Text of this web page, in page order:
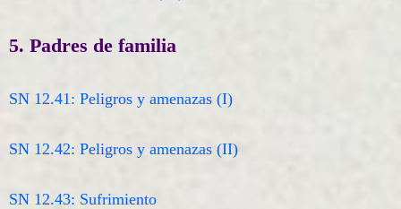
5. Padres de familia
SN 12.41: Peligros y amenazas (I)
SN 12.42: Peligros y amenazas (II)
SN 12.43: Sufrimiento